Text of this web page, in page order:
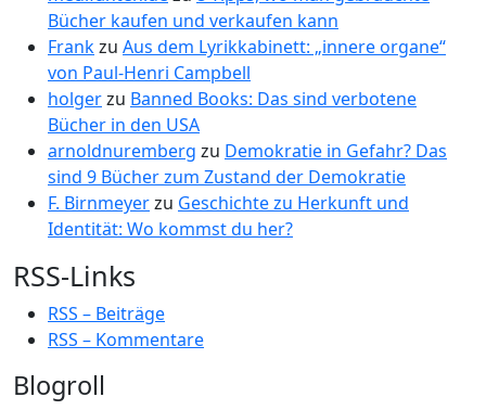
Bücher kaufen und verkaufen kann
Frankzu Aus dem Lyrikkabinett: „innere organe“
von Paul-Henri Campbell
holgerzu Banned Books: Das sind verbotene
Bücher in den USA
arnoldnuremberg zu Demokratie in Gefahr? Das
sind 9 Bücher zum Zustand der Demokratie
F. Birnmeyerzu Geschichte zu Herkunft und
Identität: Wo kommst du her?
RSS-Links
RSS – Beiträge
RSS – Kommentare
Blogroll